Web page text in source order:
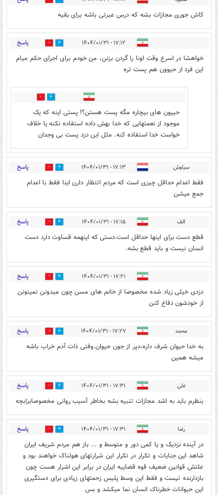
کاش جوری مجازات بشه که درس عبرتی باشه برای بقیه
۱۷:۱۲ - ۱۴۰۴/۰۱/۳۱ 39 پاسخ
خواهشا در اسرع وقت اونا را گردن بزنن، من خودم برای اجرای حکم میام
این فرد از حیوون هم پست تره
5
حییون های بیچاره مگه پست هستن؟! پستی اینه که یک
موجود از نعمتهایی که خدا بهش داده استفاده نکنه یا خلاف
خواست خدا استفاده کنه. مثل این دزد پست بی وجدان
سیاوش ۱۷:۱۳ - ۱۴۰۴/۰۱/۳۱ 33 پاسخ
فقط اعدام حداقل چیزی است که مردم اتتظار دارن اینا فقط با اعدام
جمع میشن
الف ۱۷:۱۵ - ۱۴۰۴/۰۱/۳۱ 36 پاسخ
قطع دست برای اینها حداقل است.دستی که اینهمه قساوت دارد دست
انسان نیست و باید قطع بشه.
۱۷:۲۱ - ۱۴۰۴/۰۱/۳۱ 29 پاسخ
دزدی خیلی زیاد شده مخصوصا از خانم های مسن چون میدونن نمیتونن
از خودشون دفاع کنن
محمد ۱۷:۲۷ - ۱۴۰۴/۰۱/۳۱ 24 پاسخ
به خدا حیوان شرف داره،دپر از جون حیوان.وقتی ذات آدم خراب باشه
میشه همین
علی ۱۷:۳۱ - ۱۴۰۴/۰۱/۳۱ 30 پاسخ
بنظرم باید به اشد مجازات تنبیه بشه بخاطر آسیب روانی مخصوصابرابچه
رضا ۱۷:۳۱ - ۱۴۰۴/۰۱/۳۱ 27 پاسخ
در آینده نزدیک و یا کمی دور و متوسط و ... باز هم مردم شریف ایران
شاهد این جنایات و تکرار در تکرار این شرارتهای هولناک خواهند بود و
علتش قوانین ضعیف قوه قضاییه ایران در برابر این اشرار هست چون
بازدارنده تیست و فقط این وسط پلیس زحمتهای زیادی برای دستگیری
این حیوانات خطرناک انسان نما میکشد و بس